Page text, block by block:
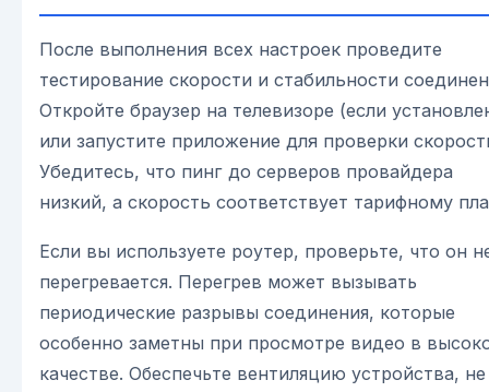
После выполнения всех настроек проведите
тестирование скорости и стабильности
Откройте браузер на телевизоре (если
или запустите приложение для проверки
Убедитесь, что пинг до серверов провайдера
низкий, а скорость соответствует тарифному
Если вы используете роутер, проверьте, что он
перегревается. Перегрев может вызывать
периодические разрывы соединения, которые
особенно заметны при просмотре видео в
качестве. Обеспечьте вентиляцию устройства, не